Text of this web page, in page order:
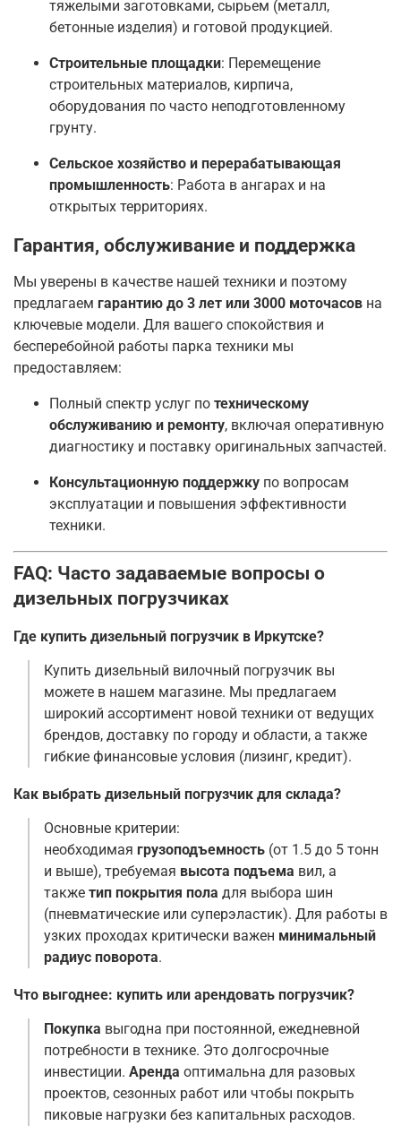
тяжелыми заготовками, сырьем (металл,
бетонные изделия) и готовой продукцией.
Строительные площадки: Перемещение
строительных материалов, кирпича,
оборудования по часто неподготовленному
грунту.
Сельское хозяйство и перерабатывающая
промышленность: Работа в ангарах и на
открытых территориях.
Гарантия, обслуживание и поддержка
Мы уверены в качестве нашей техники и поэтому
предлагаем гарантию до 3 лет или 3000 моточасов на
ключевые модели. Для вашего спокойствия и
бесперебойной работы парка техники мы
предоставляем:
Полный спектр услуг по техническому
обслуживанию и ремонту, включая оперативную
диагностику и поставку оригинальных запчастей.
Консультационную поддержку по вопросам
эксплуатации и повышения эффективности
техники.
FAQ: Часто задаваемые вопросы о
дизельных погрузчиках
Где купить дизельный погрузчик в Иркутске?
Купить дизельный вилочный погрузчик вы
можете в нашем магазине. Мы предлагаем
широкий ассортимент новой техники от ведущих
брендов, доставку по городу и области, а также
гибкие финансовые условия (лизинг, кредит).
Как выбрать дизельный погрузчик для склада?
Основные критерии:
необходимая грузоподъемность (от 1.5 до 5 тонн
и выше), требуемая высота подъема вил, а
также тип покрытия пола для выбора шин
(пневматические или суперэластик). Для работы в
узких проходах критически важен минимальный
радиус поворота.
Что выгоднее: купить или арендовать погрузчик?
Покупка выгодна при постоянной, ежедневной
потребности в технике. Это долгосрочные
инвестиции. Аренда оптимальна для разовых
проектов, сезонных работ или чтобы покрыть
пиковые нагрузки без капитальных расходов.